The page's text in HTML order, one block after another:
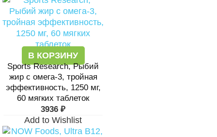
В КОРЗИНУ
Sports Research, Рыбий
жир с омега-3, тройная
эффективность, 1250 мг,
60 мягких таблеток
3936 ₽
Add to Wishlist